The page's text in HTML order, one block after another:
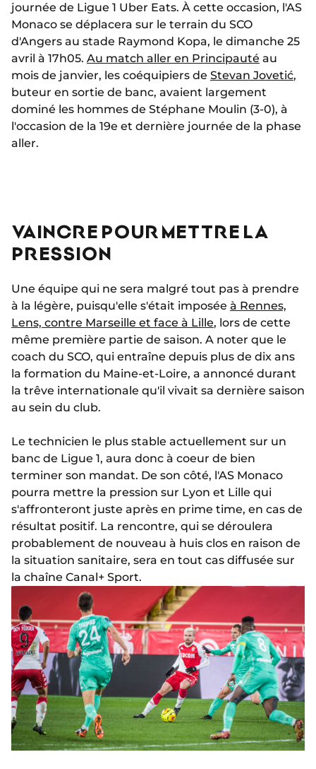
journée de Ligue 1 Uber Eats. À cette occasion, l'AS
Monaco se déplacera sur le terrain du SCO
d'Angers au stade Raymond Kopa, le dimanche 25
avril à 17h05. Au match aller en Principauté au
mois de janvier, les coéquipiers de Stevan Jovetić,
buteur en sortie de banc, avaient largement
dominé les hommes de Stéphane Moulin (3-0), à
l'occasion de la 19e et dernière journée de la phase
aller.
VAINCRE POUR METTRE LA
PRESSION
Une équipe qui ne sera malgré tout pas à prendre
à la légère, puisqu'elle s'était imposée à Rennes,
Lens, contre Marseille et face à Lille, lors de cette
même première partie de saison. A noter que le
coach du SCO, qui entraîne depuis plus de dix ans
la formation du Maine-et-Loire, a annoncé durant
la trêve internationale qu'il vivait sa dernière saison
au sein du club.
Le technicien le plus stable actuellement sur un
banc de Ligue 1, aura donc à coeur de bien
terminer son mandat. De son côté, l'AS Monaco
pourra mettre la pression sur Lyon et Lille qui
s'affronteront juste après en prime time, en cas de
résultat positif. La rencontre, qui se déroulera
probablement de nouveau à huis clos en raison de
la situation sanitaire, sera en tout cas diffusée sur
la chaîne Canal+ Sport.